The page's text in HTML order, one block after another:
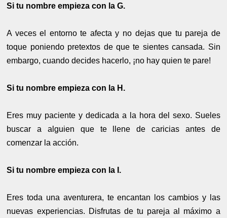
Si tu nombre empieza con la G.
A veces el entorno te afecta y no dejas que tu pareja de
toque poniendo pretextos de que te sientes cansada. Sin
embargo, cuando decides hacerlo, ¡no hay quien te pare!
Si tu nombre empieza con la H.
Eres muy paciente y dedicada a la hora del sexo. Sueles
buscar a alguien que te llene de caricias antes de
comenzar la acción.
Si tu nombre empieza con la I.
Eres toda una aventurera, te encantan los cambios y las
nuevas experiencias. Disfrutas de tu pareja al máximo a